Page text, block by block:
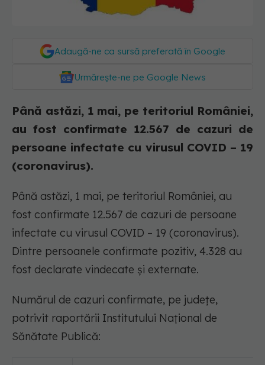
Adaugă-ne ca sursă preferată în Google
Urmărește-ne pe Google News
Până astăzi, 1 mai, pe teritoriul României,
au fost confirmate 12.567 de cazuri de
persoane infectate cu virusul COVID – 19
(coronavirus).
Până astăzi, 1 mai, pe teritoriul României, au
fost confirmate 12.567 de cazuri de persoane
infectate cu virusul COVID – 19 (coronavirus).
Dintre persoanele confirmate pozitiv, 4.328 au
fost declarate vindecate și externate.
Numărul de cazuri confirmate, pe județe,
potrivit raportării Institutului Național de
Sănătate Publică: